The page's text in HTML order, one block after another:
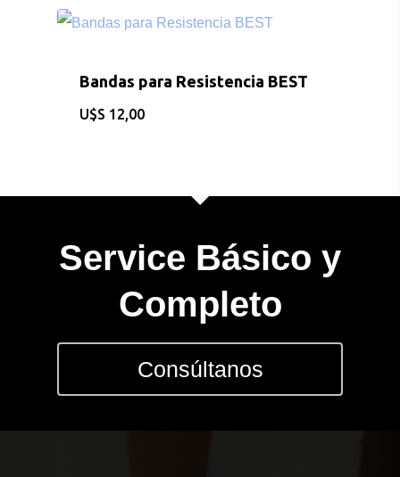
Bandas para Resistencia BEST
$ 12,00
Service Básico y
Completo
Consúltanos